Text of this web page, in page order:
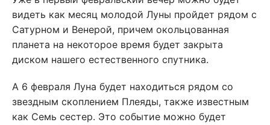
видеть как месяц молодой Луны пройдет рядом с
Сатурном и Венерой, причем окольцованная
планета на некоторое время будет закрыта
диском нашего естественного спутника.
А 6 февраля Луна будет находиться рядом со
звездным скоплением Плеяды, также известным
как Семь сестер. Это событие можно будет